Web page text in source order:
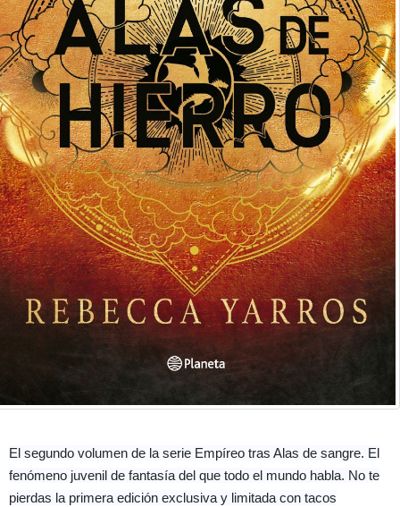
El segundo volumen de la serie Empíreo tras Alas de sangre. El
fenómeno juvenil de fantasía del que todo el mundo habla. No te
pierdas la primera edición exclusiva y limitada con tacos